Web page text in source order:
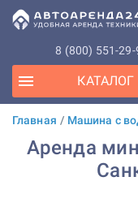
8 (800) 551-29-
КАТАЛОГ
Главная / Машина с
Аренда